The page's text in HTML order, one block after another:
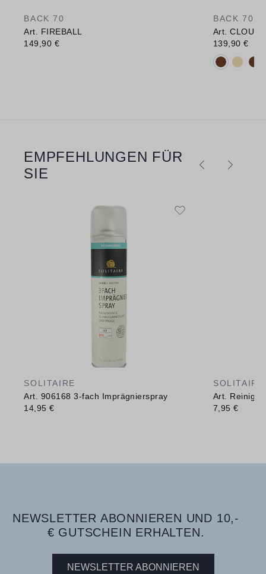
BACK 70
Art. FIREBALL
149,90 €
BACK 70
Art. CLOUD
139,90 €
Verfügbare
Produktgalerie überspringen
EMPFEHLUNGEN FÜR
SIE
SOLITAIRE
Art. 906168 3-fach Imprägnierspray
14,95 €
SOLITAIRE
Art.
7,95 €
NEWSLETTER ABONNIEREN UND 10,-
€ GUTSCHEIN ERHALTEN.
NEWSLETTER ABONNIEREN